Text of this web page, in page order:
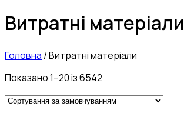
Витратні матеріали
Головна /Витратні матеріали
Показано 1–20 із 6542